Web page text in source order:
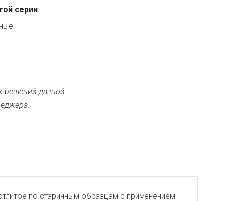
серии
решений данной
по старинным образцам с применением